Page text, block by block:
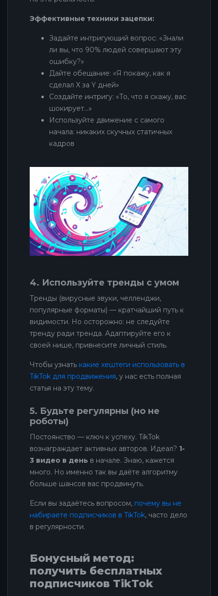
Эффективные техники зацепки:
Задайте интригующий вопрос: «Знали
ли вы, что 90% людей совершают эту
ошибку?»
Дайте обещание: «Я покажу, как я
сделал X за Y дней»
Создайте интригу: «То, что я скажу, вас
шокирует...»
Используйте движение с самого
начала: никаких скучных статичных
кадров
4. Используйте тренды с умом
Тренды (вирусные звуки, челленджи,
популярные форматы) — кратчайший путь к
видимости. Но осторожно: не следуйте
тренду ради тренда. Адаптируйте его к
своей нише, привнесите личный стиль.
Чтобы узнать какие хештеги использовать в
TikTok для продвижения, у нас есть полная
статья на эту тему.
5. Будьте регулярны (но не
роботы)
Постоянство — ключ к успеху. TikTok
вознаграждает активных авторов. Идеал? 1-
3 видео в день в начале. Знаю, кажется
много. Но именно так вы даёте алгоритму
больше шансов вас продвинуть.
Если вы задаётесь вопросом, почему вы не
набираете подписчиков в TikTok, часто дело
в регулярности.
Бонусный метод:
получить бесплатных
подписчиков TikTok